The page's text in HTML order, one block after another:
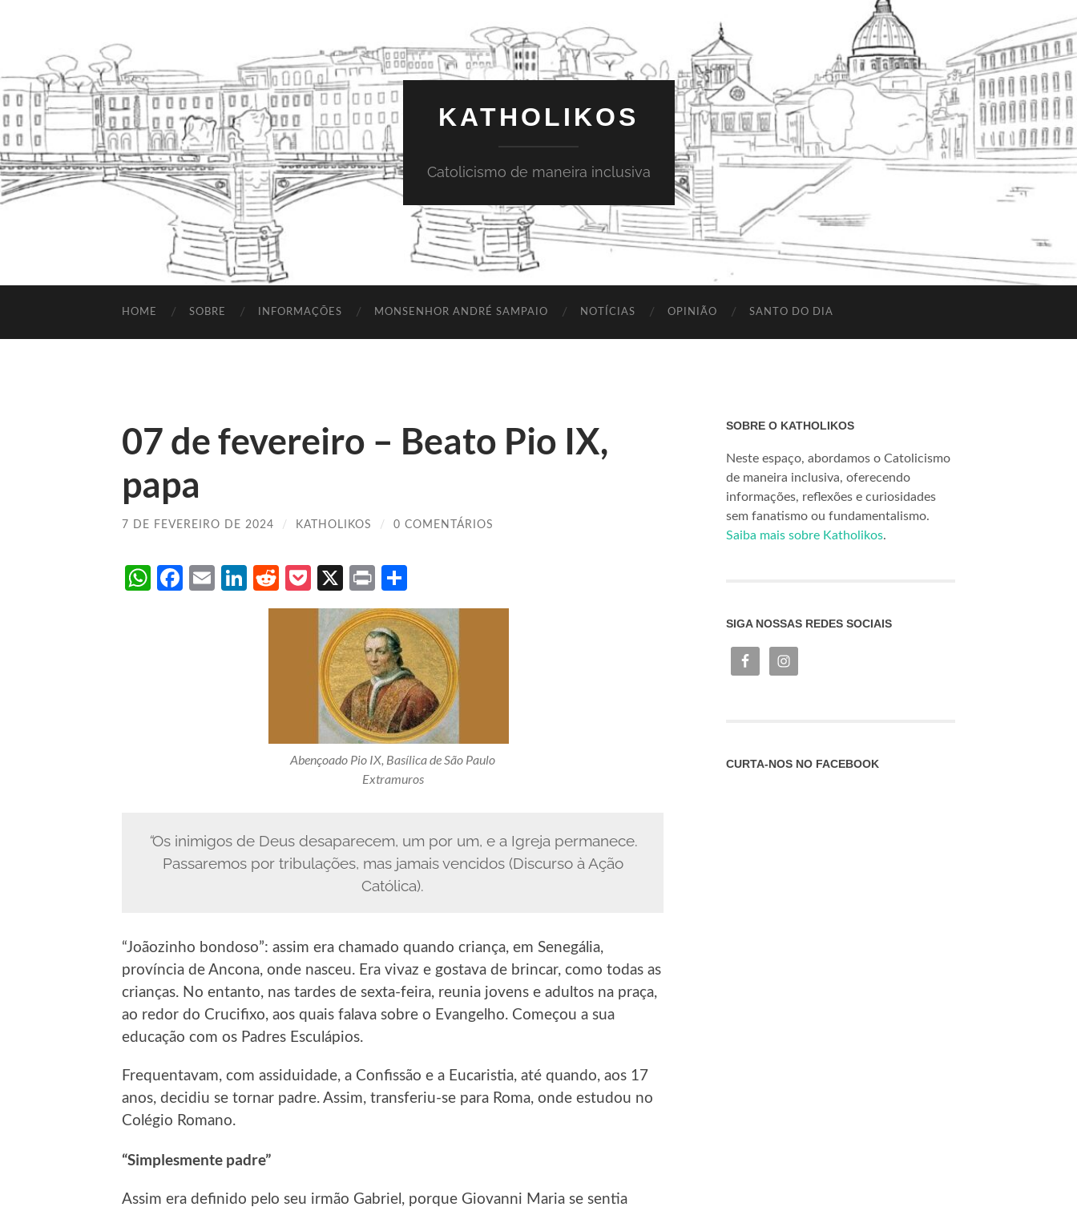
KATHOLIKOS
Catolicismo de maneira inclusiva
HOME SOBRE INFORMAÇÕES MONSENHOR ANDRÉ SAMPAIO NOTÍCIAS OPINIÃO SANTO DO DIA
07 de fevereiro – Beato Pio IX,
papa
7 DE FEVEREIRO DE 2024 / KATHOLIKOS / 0 COMENTÁRIOS
WhatsApp
Facebook
EmailLinkedIn
RedditPocket
X Print
Abençoado Pio IX, Basílica de São Paulo
Extramuros
“Os inimigos de Deus desaparecem, um por um, e a Igreja permanece.
Passaremos por tribulações, mas jamais vencidos (Discurso à Ação
Católica).
“Joãozinho bondoso”: assim era chamado quando criança, em Senegália,
província de Ancona, onde nasceu. Era vivaz e gostava de brincar, como todas as
crianças. No entanto, nas tardes de sexta-feira, reunia jovens e adultos na praça,
ao redor do Crucifixo, aos quais falava sobre o Evangelho. Começou a sua
educação com os Padres Esculápios.
Frequentavam, com assiduidade, a Confissão e a Eucaristia, até quando, aos 17
anos, decidiu se tornar padre. Assim, transferiu-se para Roma, onde estudou no
Colégio Romano.
“Simplesmente padre”
Assim era definido pelo seu irmão Gabriel, porque Giovanni Maria se sentia
SOBRE O KATHOLIKOS
Neste espaço, abordamos o Catolicismo
de maneira inclusiva, oferecendo
informações, reflexões e curiosidades
sem fanatismo ou fundamentalismo.
Saiba mais sobre Katholikos.
SIGA NOSSAS REDES SOCIAIS
CURTA-NOS NO FACEBOOK